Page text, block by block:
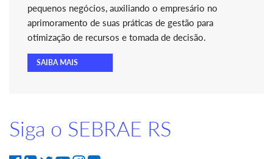
pequenos negócios, auxiliando o empresário no
aprimoramento de suas práticas de gestão para
otimização de recursos e tomada de decisão.
SAIBA MAIS
Siga o SEBRAE RS